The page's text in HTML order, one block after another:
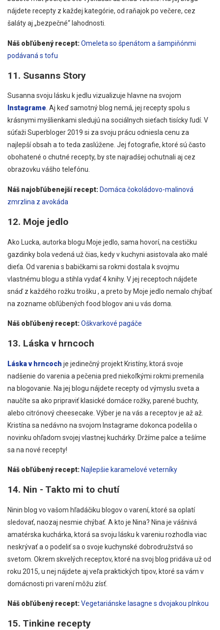
nájdete recepty z každej kategórie, od raňajok po večere, cez
šaláty aj „bezpečné“ lahodnosti.
Náš obľúbený recept:Omeleta so špenátom a šampiňónmi
podávaná s tofu
11. Susanns Story
Susanna svoju lásku k jedlu vizualizuje hlavne na svojom
Instagrame. Aj keď samotný blog nemá, jej recepty spolu s
krásnymi myšlienkami sledujú na sociálnych sieťach tisícky ľudí. V
súťaži Superbloger 2019 si za svoju prácu odniesla cenu za
najlepší obsah a to teda zaslúžene. Jej fotografie, ktoré sú často
obohatené o chutné recepty, by ste najradšej ochutnali aj cez
obrazovku vášho telefónu.
Náš najobľúbenejší recept: Domáca čokoládovo-malinová
zmrzlina z avokáda
12. Moje jedlo
Ako Lucka, autorka blogu Moje jedlo, sama hovorí, na cestičku
gazdinky bola vedená už čias, kedy v kuchyni asistovala ako malé
dieťa. Od varenia s babičkami sa rokmi dostala k svojmu
vlastnému blogu a stihla vydať 4 knihy. V jej receptoch nájdete
snáď z každého rožku trošku , a preto by Moje jedlo nemalo chýbať
na zozname obľúbených food blogov ani u vás doma.
Náš obľúbený recept:Oškvarkové pagáče
13. Láska v hrncoch
Láska v hrncoch je jedinečný projekt Kristíny, ktorá svoje
nadšenie do varenia a pečenia pred niekoľkými rokmi premenila
na blogovanie. Na jej blogu nájdete recepty od výmyslu sveta a
naučíte sa ako pripraviť klasické domáce rožky, parené buchty,
alebo citrónový cheesecake. Výber je na vás a receptov je až až.
Kristína sa nedávno na svojom Instagrame dokonca podelila o
novinku ohľadom svojej vlastnej kuchárky. Držíme palce a tešíme
sa na nové recepty!
Náš obľúbený recept: Najlepšie karamelové veterníky
14. Nin - Takto mi to chutí
Ninin blog vo vašom hľadáčiku blogov o varení, ktoré sa oplatí
sledovať, naozaj nesmie chýbať. A kto je Nina? Nina je vášnivá
amatérska kuchárka, ktorá sa svoju lásku k vareniu rozhodla viac
neskrývať a o podeliť sa o svoje kuchynské dobrodružstvá so
svetom. Okrem skvelých receptov, ktoré na svoj blog pridáva už od
roku 2015, u nej nájdete aj veľa praktických tipov, ktoré sa vám v
domácnosti pri varení môžu zísť.
Náš obľúbený recept:Vegetariánske lasagne s dvojakou plnkou
15. Tinkine recepty